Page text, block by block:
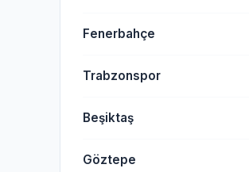
Fenerbahçe
Trabzonspor
Beşiktaş
Göztepe